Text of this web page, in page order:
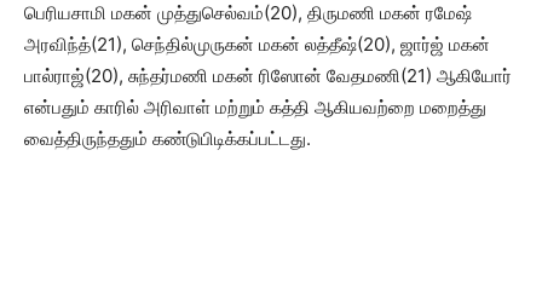
பெரியசாமி மகன் முத்துசெல்வம்(20), திருமணி மகன் ரமேஷ்
அரவிந்த்(21), செந்தில்முருகன் மகன் லத்தீஷ்(20), ஜார்ஜ் மகன்
பால்ராஜ்(20), சுந்தர்மணி மகன் ரிஸோன் வேதமணி(21) ஆகியோர்
என்பதும் காரில் அரிவாள் மற்றும் கத்தி ஆகியவற்றை மறைத்து
வைத்திருந்ததும் கண்டுபிடிக்கப்பட்டது.